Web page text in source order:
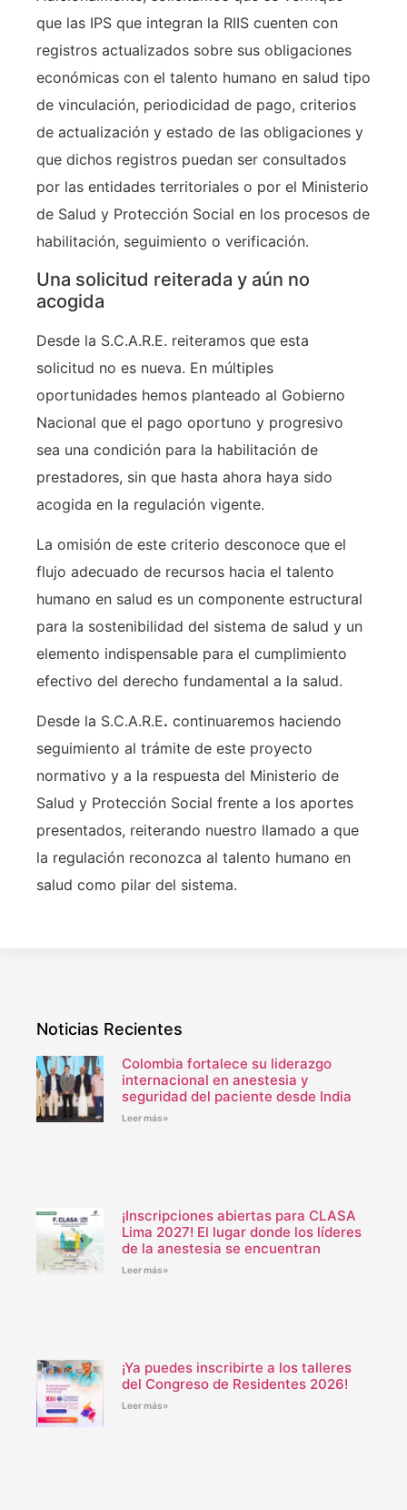
que las IPS que integran la RIIS cuenten con
registros actualizados sobre sus obligaciones
económicas con el talento humano en salud tipo
de vinculación, periodicidad de pago, criterios
de actualización y estado de las obligaciones y
que dichos registros puedan ser consultados
por las entidades territoriales o por el Ministerio
de Salud y Protección Social en los procesos de
habilitación, seguimiento o verificación.
Una solicitud reiterada y aún no
acogida
Desde la S.C.A.R.E. reiteramos que esta
solicitud no es nueva. En múltiples
oportunidades hemos planteado al Gobierno
Nacional que el pago oportuno y progresivo
sea una condición para la habilitación de
prestadores, sin que hasta ahora haya sido
acogida en la regulación vigente.
La omisión de este criterio desconoce que el
flujo adecuado de recursos hacia el talento
humano en salud es un componente estructural
para la sostenibilidad del sistema de salud y un
elemento indispensable para el cumplimiento
efectivo del derecho fundamental a la salud.
Desde la S.C.A.R.E. continuaremos haciendo
seguimiento al trámite de este proyecto
normativo y a la respuesta del Ministerio de
Salud y Protección Social frente a los aportes
presentados, reiterando nuestro llamado a que
la regulación reconozca al talento humano en
salud como pilar del sistema.
Noticias Recientes
Colombia fortalece su liderazgo
internacional en anestesia y
seguridad del paciente desde India
Leer más»
¡Inscripciones abiertas para CLASA
Lima 2027! El lugar donde los líderes
de la anestesia se encuentran
Leer más»
¡Ya puedes inscribirte a los talleres
del Congreso de Residentes 2026!
Leer más»